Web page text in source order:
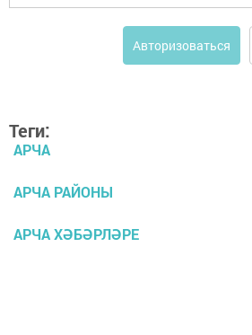
Авторизоваться
Теги:
АРЧА
АРЧА РАЙОНЫ
АРЧА ХӘБӘРЛӘРЕ